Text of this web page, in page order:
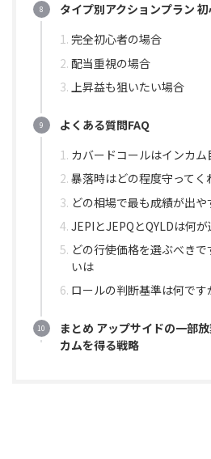
タイプ別アクションプラン
完全初心者の場合
配当重視の場合
上昇益も狙いたい場合
よくある質問FAQ
カバードコールはインカ
暴落時はどの程度守ってく
どの相場で最も成績が出や
JEPIとJEPQとQYLDは何
どの行使価格を選ぶべき
いは
ロールの判断基準は何です
まとめ アップサイドの一部
カムを得る戦略